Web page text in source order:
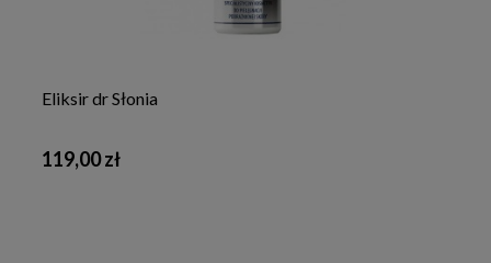
Eliksir dr Słonia
119,00 zł